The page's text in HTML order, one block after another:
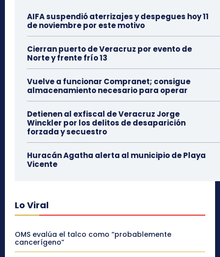
AIFA suspendió aterrizajes y despegues hoy 11
de noviembre por este motivo
Cierran puerto de Veracruz por evento de
Norte y frente frío 13
Vuelve a funcionar Compranet; consigue
almacenamiento necesario para operar
Detienen al exfiscal de Veracruz Jorge
Winckler por los delitos de desaparición
forzada y secuestro
Huracán Agatha alerta al municipio de Playa
Vicente
Lo Viral
OMS evalúa el talco como “probablemente
cancerígeno”